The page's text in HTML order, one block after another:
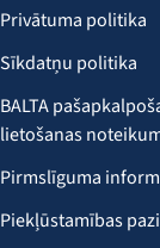
Privātuma politika
Sīkdatņu politika
BALTA
lietošanas
Pirmslīguma
Piekļūstamības